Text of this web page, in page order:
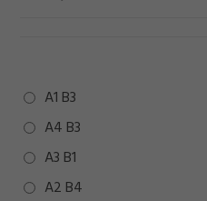
A1 B3
A4 B3
A3 B1
A2 B4